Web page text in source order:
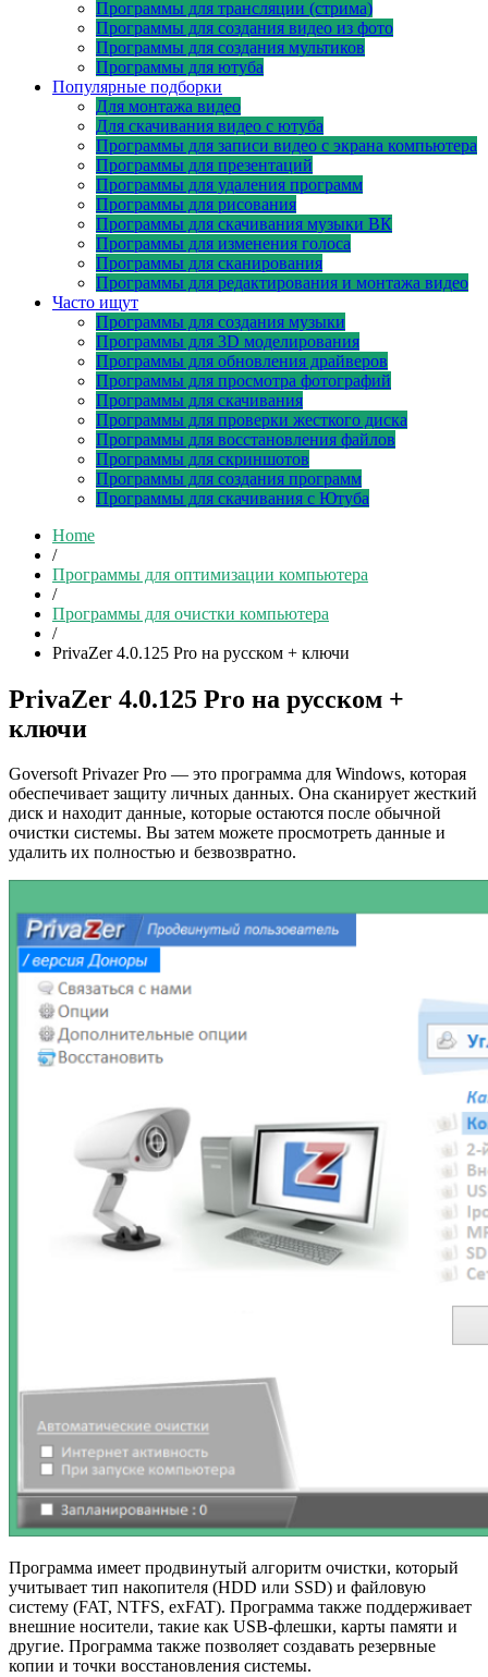
Программы для трансляции (стрима)
Программы для создания видео из фото
Программы для создания мультиков
Программы для ютуба
Популярные подборки
Для монтажа видео
Для скачивания видео с ютуба
Программы для записи видео с экрана компьютера
Программы для презентаций
Программы для удаления программ
Программы для рисования
Программы для скачивания музыки ВК
Программы для изменения голоса
Программы для сканирования
Программы для редактирования и монтажа видео
Часто ищут
Программы для создания музыки
Программы для 3D моделирования
Программы для обновления драйверов
Программы для просмотра фотографий
Программы для скачивания
Программы для проверки жесткого диска
Программы для восстановления файлов
Программы для скриншотов
Программы для создания программ
Программы для скачивания с Ютуба
Home
/
Программы для оптимизации компьютера
/
Программы для очистки компьютера
/
PrivaZer 4.0.125 Pro на русском + ключи
PrivaZer 4.0.125 Pro на русском +
ключи
Goversoft Privazer Pro — это программа для Windows, которая
обеспечивает защиту личных данных. Она сканирует жесткий
диск и находит данные, которые остаются после обычной
очистки системы. Вы затем можете просмотреть данные и
удалить их полностью и безвозвратно.
Программа имеет продвинутый алгоритм очистки, который
учитывает тип накопителя (HDD или SSD) и файловую
систему (FAT, NTFS, exFAT). Программа также поддерживает
внешние носители, такие как USB-флешки, карты памяти и
другие. Программа также позволяет создавать резервные
копии и точки восстановления системы.